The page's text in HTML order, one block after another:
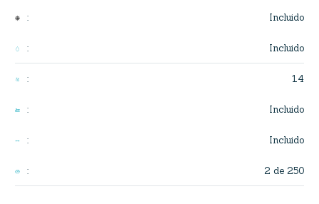
: Incluido
: Incluido
: 14
: Incluido
: Incluido
: 2 de 250